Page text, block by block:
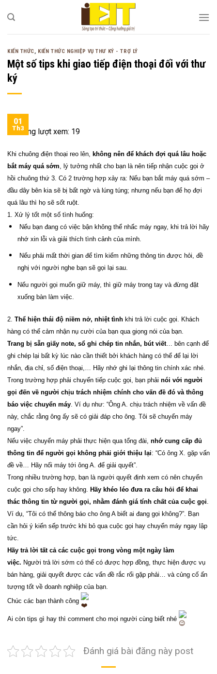
qua
KIẾN THỨC, KIẾN THỨC NGHIỆP VỤ THƯ KÝ - TRỢ LÝ
Một số tips khi giao tiếp điện thoại đối với thư
ký
01
Th3Tổng lượt xem: 19
Khi chuông điện thoại reo lên, không nên để khách đợi quá lâu hoặc
bắt máy quá sớm , lý tưởng nhất cho bạn là nên tiếp nhận cuộc gọi ở
hồi chuông thứ 3. Có 2 trường hợp xảy ra: Nếu bạn bắt máy quá sớm –
đầu dây bên kia sẽ bị bất ngờ và lúng túng; nhưng nếu bạn để họ đợi
quá lâu thì họ sẽ sốt ruột.
1. Xử lý tốt một số tình huống:
Nếu bạn đang có việc bận không thể nhấc máy ngay, khi trả lời hãy
nhớ xin lỗi và giải thích tình cảnh của mình.
Nếu phải mất thời gian để tìm kiếm những thông tin được hỏi, đề
nghị với người nghe bạn sẽ gọi lại sau.
Nếu người gọi muốn giữ máy, thì giữ máy trong tay và đừng đặt
xuống bàn làm việc.
2. Thể hiện thái độ niềm nở, nhiệt tình khi trả lời cuộc gọi. Khách
hàng có thể cảm nhận nụ cười của bạn qua giọng nói của bạn.
Trang bị sẵn giấy note, sổ ghi chép tin nhắn, bút viết… bên cạnh để
ghi chép lại bất kỳ lúc nào cần thiết bởi khách hàng có thể để lại lời
nhắn, địa chỉ, số điện thoại,… Hãy nhớ ghi lại thông tin chính xác nhé.
Trong trường hợp phải chuyển tiếp cuộc gọi, bạn phải nói với người
gọi đến về người chịu trách nhiệm chính cho vấn đề đó và thông
báo việc chuyển máy . Ví dụ như: “Ông A. chịu trách nhiệm về vấn đề
này, chắc rằng ông ấy sẽ có giải đáp cho ông. Tôi sẽ chuyển máy
ngay”.
Nếu việc chuyển máy phải thực hiện qua tổng đài, nhớ cung cấp đủ
thông tin để người gọi không phải giới thiệu lại: “Có ông X. gặp vấn
đề về… Hãy nối máy tới ông A. để giải quyết”.
Trong nhiều trường hợp, bạn là người quyết định xem có nên chuyển
cuộc gọi cho sếp hay không. Hãy khéo léo đưa ra câu hỏi để khai
thác thông tin từ người gọi, nhằm đánh giá tính chất của cuộc gọi
Ví dụ, “Tôi có thể thông báo cho ông A biết ai đang gọi không?”. Bạn
cần hỏi ý kiến sếp trước khi bỏ qua cuộc gọi hay chuyển máy ngay lập
tức.
Hãy trả lời tất cả các cuộc gọi trong vòng một ngày làm
việc. Người trả lời sớm có thể có được hợp đồng, thực hiện được vụ
bán hàng, giải quyết được các vấn đề rắc rối gặp phải… và củng cố ấn
tượng tốt về doanh nghiệp của bạn.
Chúc các bạn thành công
Ai còn tips gì hay thì comment cho mọi người cùng biết nhé
Đánh giá bài đăng này post